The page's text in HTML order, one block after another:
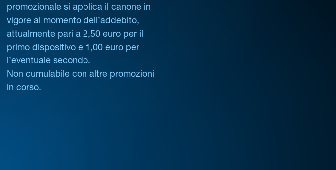
promozionale si applica il canone in
vigore al momento dell’addebito,
attualmente pari a 2,50 euro per il
primo dispositivo e 1,00 euro per
l’eventuale secondo.
Non cumulabile con altre promozioni
in corso.